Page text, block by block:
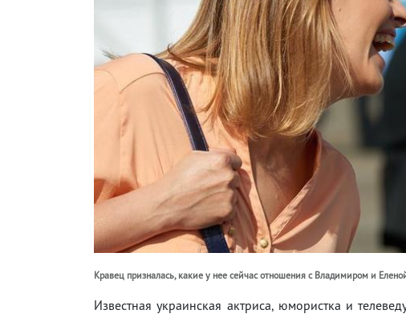
Кравец призналась, какие у нее сейчас отношения с Владимиром и
Известная украинская актриса, юмористка и